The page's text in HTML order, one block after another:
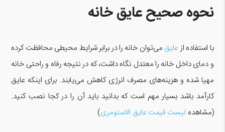
نحوه صحیح عایق خانه
با استفاده ازعایق می‌توان خانه را در برابر شرایط محیطی محافظت کرده
و دمای داخل خانه را معتدل نگاه داشت، که در نتیجه رفاه و راحتی خانه
مهیا شده و هزینه‌های مصرف انرژی کاهش می‌یابند. برای اینکه عایق
کارآمد باشد بسیار مهم است که بدانید باید آن را در کجا نصب کنید.
(مشاهده لیست قیمت عایق الاستومری)